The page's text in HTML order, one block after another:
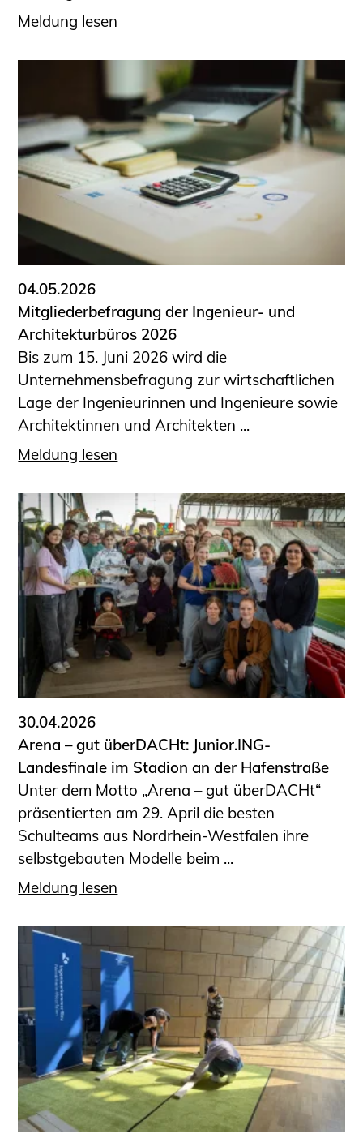
Meldung lesen
04.05.2026
Mitgliederbefragung der Ingenieur- und
Architekturbüros 2026
Bis zum 15. Juni 2026 wird die
Unternehmensbefragung zur wirtschaftlichen
Lage der Ingenieurinnen und Ingenieure sowie
Architektinnen und Architekten ...
Meldung lesen
30.04.2026
Arena – gut überDACHt: Junior.ING-
Landesfinale im Stadion an der Hafenstraße
Unter dem Motto „Arena – gut überDACHt“
präsentierten am 29. April die besten
Schulteams aus Nordrhein-Westfalen ihre
selbstgebauten Modelle beim ...
Meldung lesen